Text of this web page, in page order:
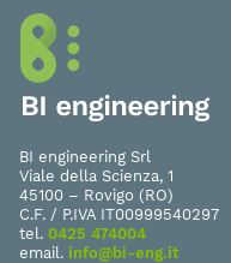
BI engineering Srl
Viale della Scienza, 1
45100 – Rovigo (RO)
C.F. / P.IVA IT00999540297
tel. 0425 474004
email. info@bi-eng.it